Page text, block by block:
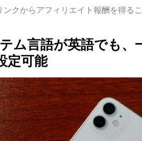
クからアフィリエイト報酬を得るこ
ム言語が英語でも、
定可能